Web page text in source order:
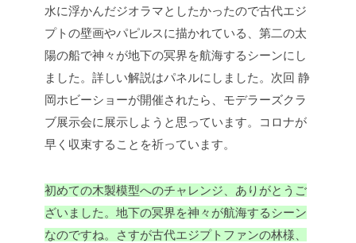
水に浮かんだジオラマとしたかったので古代エジ
プトの壁画やパピルスに描かれている、第二の太
陽の船で神々が地下の冥界を航海するシーンにし
ました。詳しい解説はパネルにしました。次回 静
岡ホビーショーが開催されたら、モデラーズクラ
ブ展示会に展示しようと思っています。コロナが
早く収束することを祈っています。
初めての木製模型へのチャレンジ、ありがとうご
ざいました。地下の冥界を神々が航海するシーン
なのですね。さすが古代エジプトファンの林様、